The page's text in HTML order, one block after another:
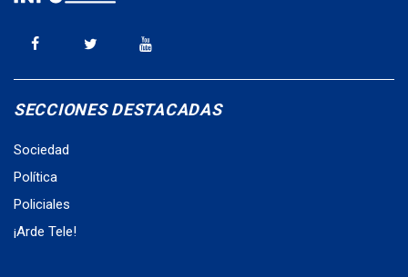
SECCIONES DESTACADAS
Sociedad
Política
Policiales
¡Arde Tele!